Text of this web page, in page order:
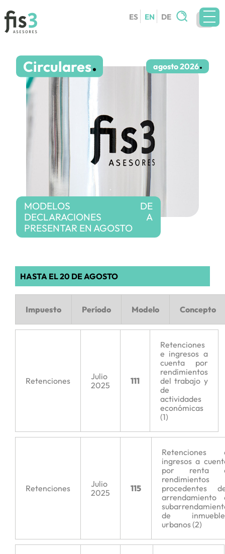
ES EN DE
Search
for:
SERVICES
WORK WITH US
Circulares agosto 2026
MODELOS DE
DECLARACIONES A
PRESENTAR EN AGOSTO
HASTA EL 20 DE AGOSTO
Impuesto Período Modelo Concepto
Retenciones
Julio
2025
111
Retenciones
e ingresos a
cuenta por
rendimientos
del trabajo y
de
actividades
económicas
(1)
Retenciones
Julio
2025
115
Retenciones
ingresos a
por renta
rendimientos
procedentes
arrendamiento
de
urbanos (2)